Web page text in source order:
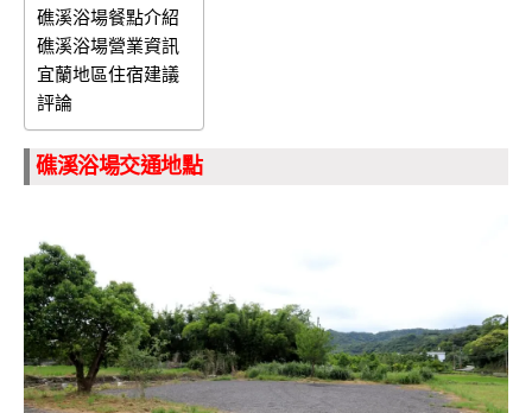
礁溪浴場餐點介紹
礁溪浴場營業資訊
宜蘭地區住宿建議
評論
礁溪浴場交通地點